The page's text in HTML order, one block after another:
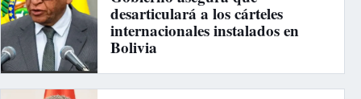
desarticulará a los cárteles
internacionales instalados en
Bolivia